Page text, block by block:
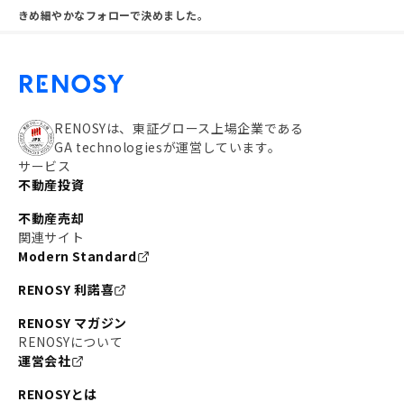
きめ細やかなフォローで決めました。
RENOSYは、東証グロース上場企業である
GA technologiesが運営しています。
サービス
不動産投資
不動産売却
関連サイト
Modern Standard
RENOSY 利諾喜
RENOSY マガジン
RENOSYについて
運営会社
RENOSYとは